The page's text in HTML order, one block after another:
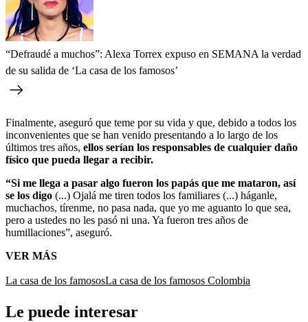
“Defraudé a muchos”: Alexa Torrex expuso en SEMANA la verdad
de su salida de ‘La casa de los famosos’
Finalmente, aseguró que teme por su vida y que, debido a todos los
inconvenientes que se han venido presentando a lo largo de los
últimos tres años, ellos serían los responsables de cualquier daño
físico que pueda llegar a recibir.
“Si me llega a pasar algo fueron los papás que me mataron, así
se los digo (...) Ojalá me tiren todos los familiares (...) háganle,
muchachos, tírenme, no pasa nada, que yo me aguanto lo que sea,
pero a ustedes no les pasó ni una. Ya fueron tres años de
humillaciones”, aseguró.
VER MÁS
La casa de los famososLa casa de los famosos Colombia
Le puede interesar